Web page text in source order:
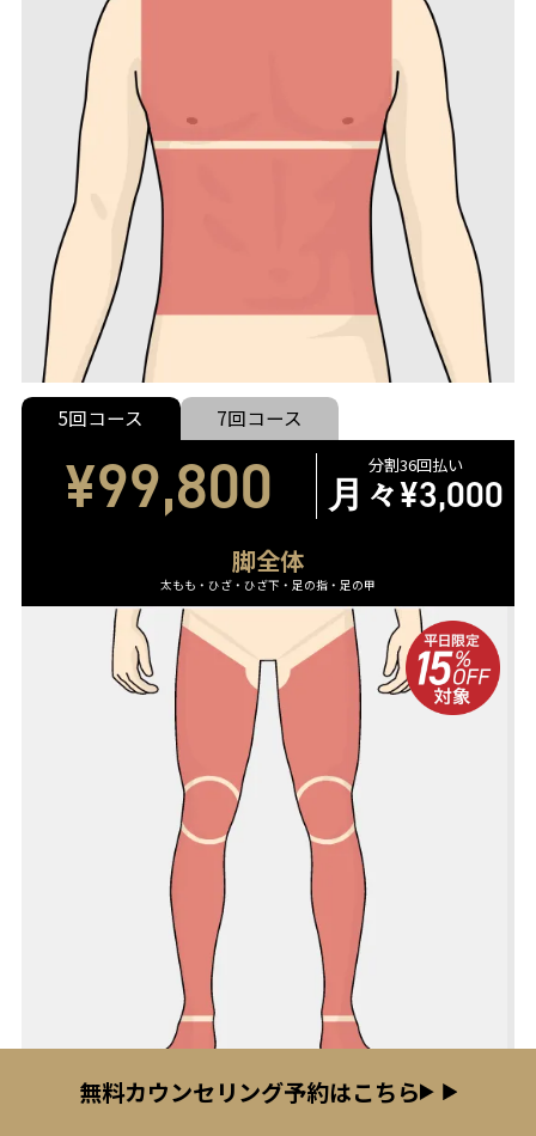
5回コース 7回コース
¥99,800 分割36回払い
月々¥3,000
脚全体
太もも・ひざ・ひざ下・足の指・足の甲
無料カウンセリング予約はこちら